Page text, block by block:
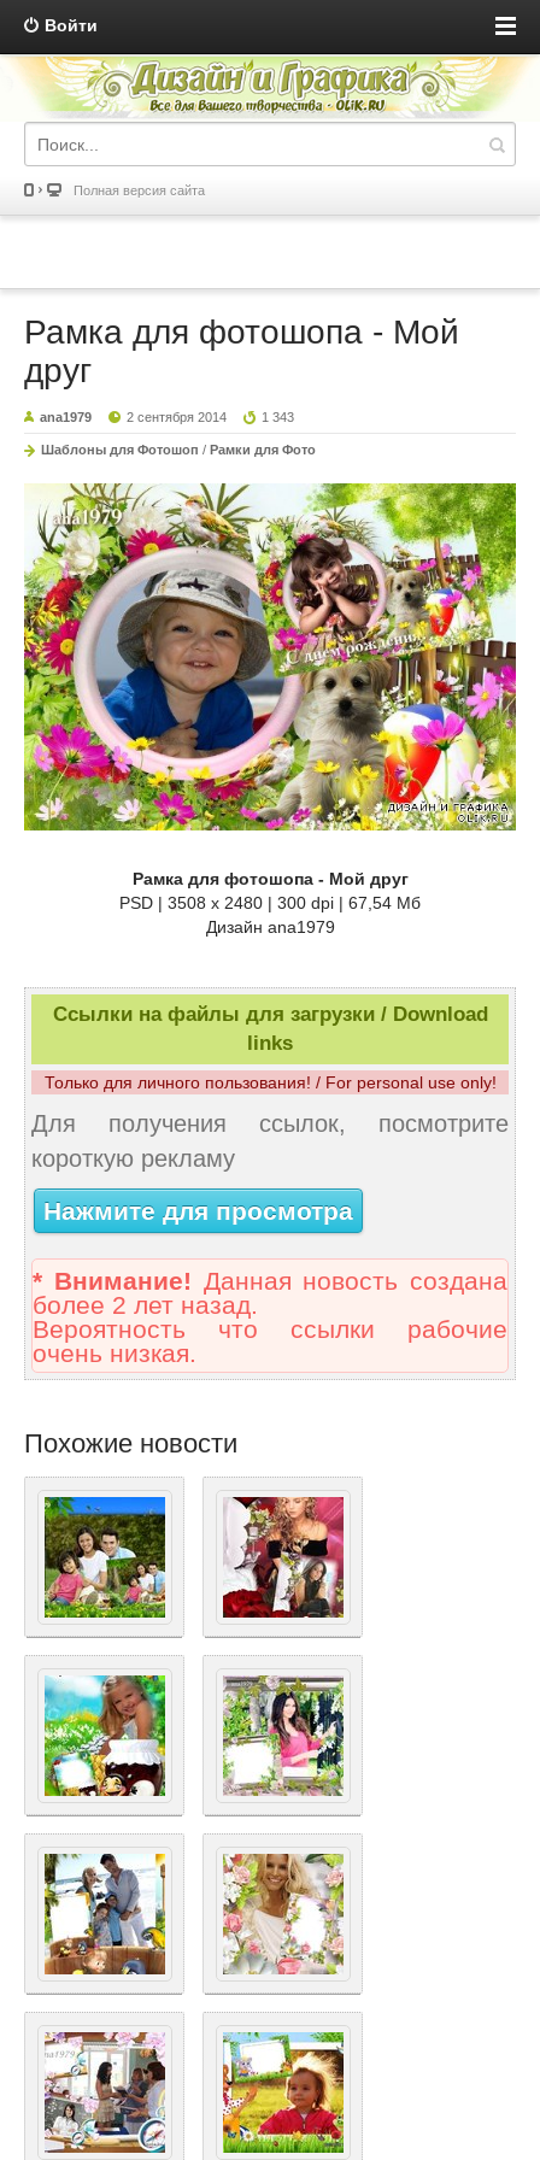
Войти
Полная версия сайта
Рамка для фотошопа - Мой
друг
ana1979 2 сентября 2014 1 343
Шаблоны для Фотошоп / Рамки для Фото
Рамка для фотошопа - Мой друг
PSD | 3508 x 2480 | 300 dpi | 67,54 Мб
Дизайн аnа1979
Ссылки на файлы для загрузки / Download
links
Только для личного пользования! / For personal use only!
Для получения ссылок, посмотрите
короткую рекламу
Нажмите для просмотра
* Внимание! Данная новость создана
более 2 лет назад.
Вероятность что ссылки рабочие
очень низкая.
Похожие новости